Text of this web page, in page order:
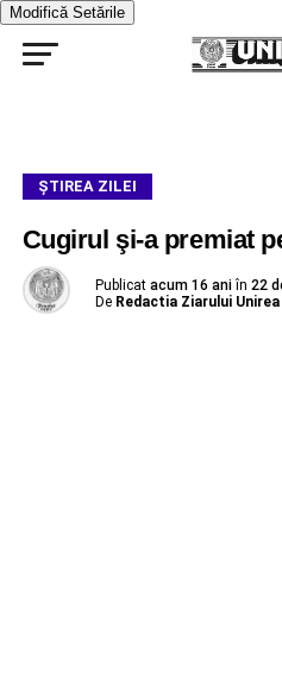
Modifică Setările
ŞTIREA ZILEI
Cugirul şi-a premiat
Publicat acum 16 ani în 22
De Redactia Ziarului Unirea